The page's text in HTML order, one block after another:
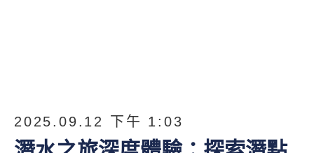
2025.09.12 下午 1:03